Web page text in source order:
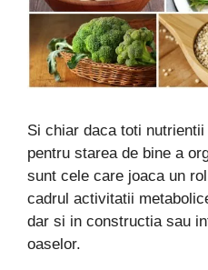
Si chiar daca toti
pentru starea de bine a
sunt cele care joaca un
cadrul activitatii
dar si in constructia sau
oaselor.